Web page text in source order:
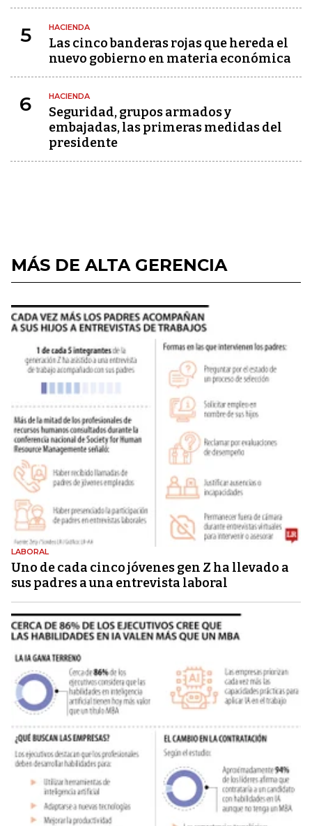
5 HACIENDA
Las cinco banderas rojas que hereda el
nuevo gobierno en materia económica
6 HACIENDA
Seguridad, grupos armados y
embajadas, las primeras medidas del
presidente
MÁS DE ALTA GERENCIA
LABORAL
Uno de cada cinco jóvenes gen Z ha llevado a
sus padres a una entrevista laboral